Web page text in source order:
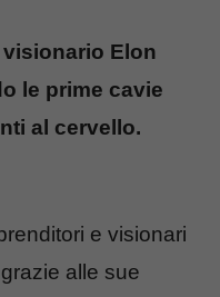
Elon
le prime cavie
al cervello.
e visionari
alle sue